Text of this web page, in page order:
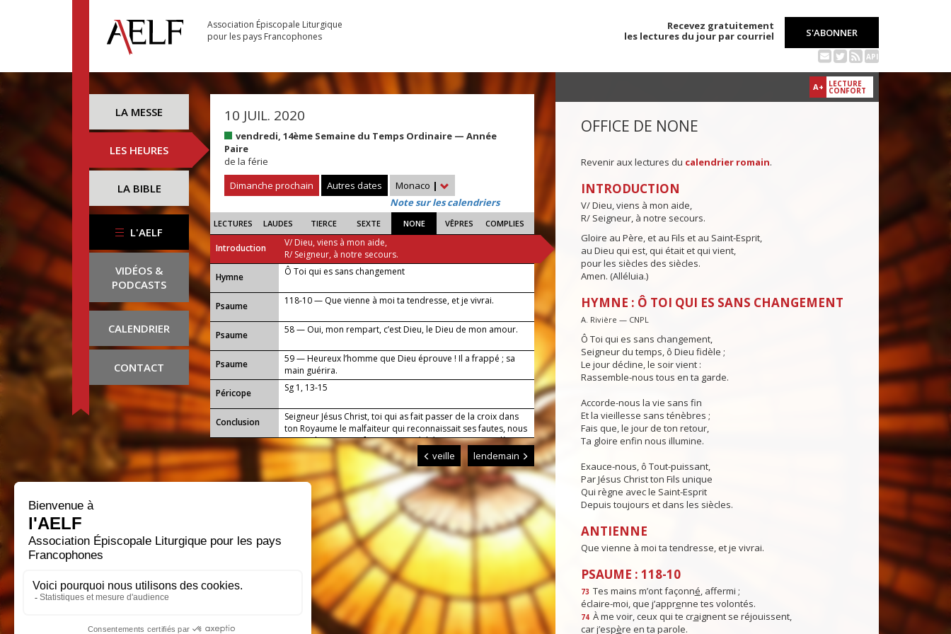
Association Épiscopale Liturgique
pour les pays Francophones
Recevez gratuitement
les lectures du jour par courriel
S'ABONNER
API
LA MESSE
LES HEURES
LA BIBLE
L'AELF
VIDÉOS &
PODCASTS
CALENDRIER
CONTACT
10 JUIL. 2020
vendredi, 14ème Semaine du Temps Ordinaire — Année
Paire
de la férie
Dimanche prochain
Autres dates Monaco |
Note sur les calendriers
LECTURES LAUDES TIERCE SEXTE NONE VÊPRES COMPLIES
Introduction
V/ Dieu, viens à mon aide,
R/ Seigneur, à notre secours.
...
Hymne Ô Toi qui es sans changement
Psaume 118-10 — Que vienne à moi ta tendresse, et je vivrai.
Psaume 58 — Oui, mon rempart, c’est Dieu, le Dieu de mon amour.
Psaume
59 — Heureux l’homme que Dieu éprouve ! Il a frappé ; sa
main guérira.
Péricope
Sg 1, 13-15
Conclusion
Seigneur Jésus Christ, toi qui as fait passer de la croix dans
ton Royaume le malfaiteur qui reconnaissait ses fautes, nous
te supplions en confessant nos péchés : ouvre-nous, dès
notre mort, les portes du paradis. Toi qui règnes pour les
siècles des siècles. Amen.
veille lendemain
A+ LECTURE
CONFORT
OFFICE DE NONE
Revenir aux lectures du calendrier romain.
INTRODUCTION
V/ Dieu, viens à mon aide,
R/ Seigneur, à notre secours.
Gloire au Père, et au Fils et au Saint-Esprit,
au Dieu qui est, qui était et qui vient,
pour les siècles des siècles.
Amen. (Alléluia.)
HYMNE : Ô TOI QUI ES SANS CHANGEMENT
A. Rivière — CNPL
Ô Toi qui es sans changement,
Seigneur du temps, ô Dieu fidèle ;
Le jour décline, le soir vient :
Rassemble-nous tous en ta garde.
Accorde-nous la vie sans fin
Et la vieillesse sans ténèbres ;
Fais que, le jour de ton retour,
Ta gloire enfin nous illumine.
Exauce-nous, ô Tout-puissant,
Par Jésus Christ ton Fils unique
Qui règne avec le Saint-Esprit
Depuis toujours et dans les siècles.
ANTIENNE
Que vienne à moi ta tendresse, et je vivrai.
PSAUME : 118-10
73 Tes mains m’ont façonné, affermi ;
éclaire-moi, que j’apprenne tes volontés.
74 À me voir, ceux qui te craignent se réjouissent,
car j’espère en ta parole.